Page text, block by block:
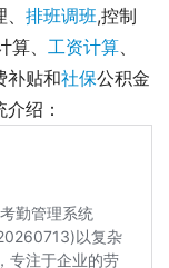
排班调班,控制
、 工资计算
补贴和社保公积金
绍：